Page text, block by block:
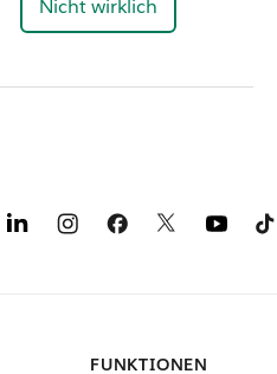
Nicht wirklich
FUNKTIONEN